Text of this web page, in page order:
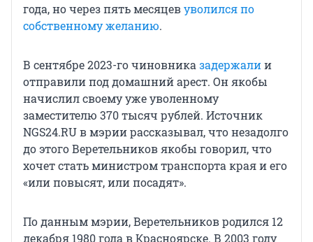
года, но через пять месяцевуволился по
собственному желанию.
В сентябре 2023-го чиновника задержалии
отправили под домашний арест. Он якобы
начислил своему уже уволенному
заместителю 370 тысяч рублей. Источник
NGS24.RU в мэрии рассказывал, что незадолго
до этого Веретельников якобы говорил, что
хочет стать министром транспорта края и его
«или повысят, или посадят».
По данным мэрии, Веретельников родился 12
декабря 1980 года в Красноярске. В 2003 году